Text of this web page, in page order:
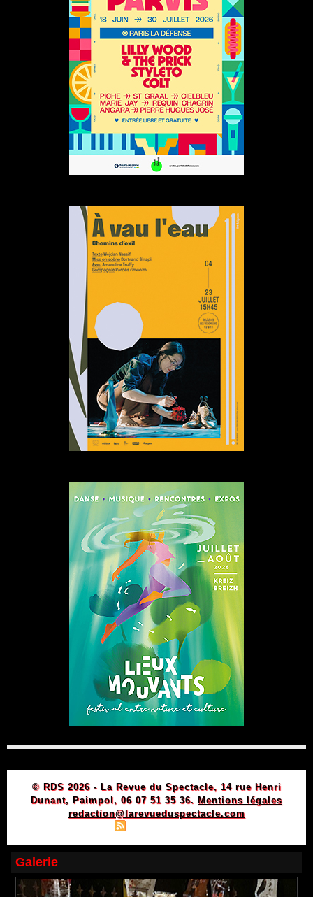
© RDS 2026 - La Revue du Spectacle, 14 rue Henri
Dunant, Paimpol, 06 07 51 35 36. Mentions légales
redaction@larevueduspectacle.com
Galerie